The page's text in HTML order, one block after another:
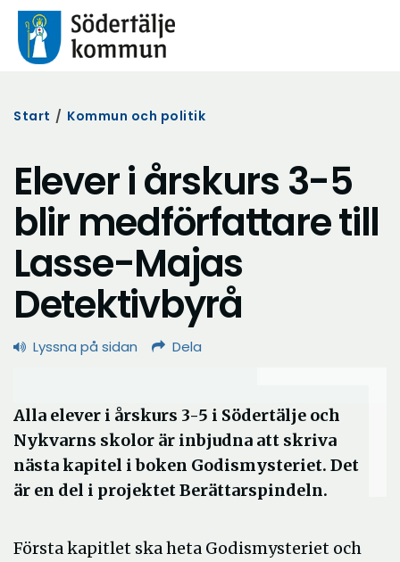
Start / Kommun och politik
Elever i årskurs 3-5
blir medförfattare till
Lasse-Majas
Detektivbyrå
Lyssna på sidan Dela
Alla elever i årskurs 3-5 i Södertälje och
Nykvarns skolor är inbjudna att skriva
nästa kapitel i boken Godismysteriet. Det
är en del i projektet Berättarspindeln.
Första kapitlet ska heta Godismysteriet och